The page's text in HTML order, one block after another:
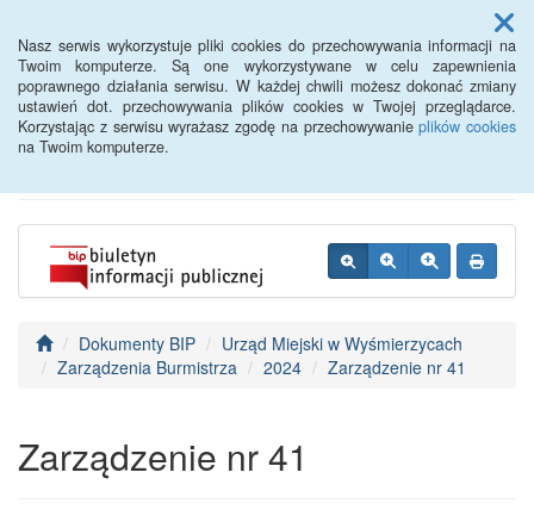
Nasz serwis wykorzystuje pliki cookies do przechowywania informacji na
Twoim komputerze. Są one wykorzystywane w celu zapewnienia
poprawnego działania serwisu. W każdej chwili możesz dokonać zmiany
ustawień dot. przechowywania plików cookies w Twojej przeglądarce.
Korzystając z serwisu wyrażasz zgodę na przechowywanieplików cookies
na Twoim komputerze.
Menu
BIP - Urząd Miejski
Wyśmierzyce
Dokumenty BIP
Urząd Miejski w Wyśmierzycach
Zarządzenia Burmistrza
2024 Zarządzenie nr 41
Zarządzenie nr 41